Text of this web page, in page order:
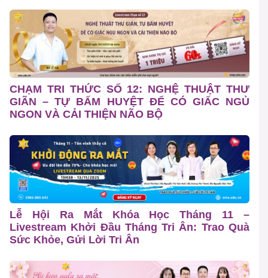
CHẠM TRI THỨC SỐ 12: NGHỆ THUẬT THƯ
GIÃN – TỰ BẤM HUYỆT ĐỂ CÓ GIẤC NGỦ
NGON VÀ CẢI THIỆN NÃO BỘ
Lễ Hội Ra Mắt Khóa Học Tháng 11 –
Livestream Khởi Đầu Tháng Tri Ân: Trao Quà
Sức Khỏe, Gửi Lời Tri Ân